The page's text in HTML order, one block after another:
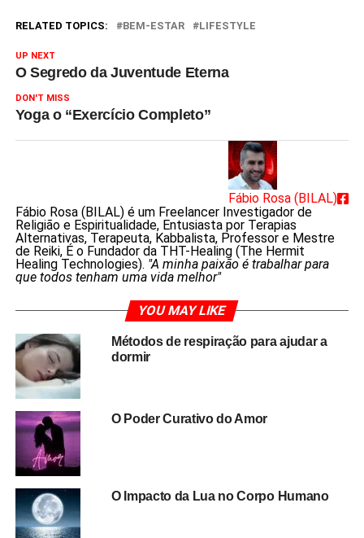
RELATED TOPICS: BEM-ESTAR LIFESTYLE
UP NEXT
O Segredo da Juventude Eterna
DON'T MISS
Yoga o “Exercício Completo”
Fábio Rosa (BILAL)
Fábio Rosa (BILAL) é um Freelancer Investigador de
Religião e Espiritualidade, Entusiasta por Terapias
Alternativas, Terapeuta, Kabbalista, Professor e Mestre
de Reiki, É o Fundador da THT-Healing (The Hermit
Healing Technologies). "A minha paixão é trabalhar para
que todos tenham uma vida melhor"
YOU MAY LIKE
Métodos de respiração para ajudar a
dormir
O Poder Curativo do Amor
O Impacto da Lua no Corpo Humano